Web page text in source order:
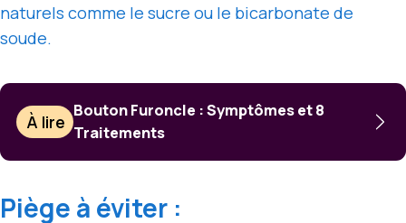
naturels comme le sucre ou le bicarbonate de
soude.
À lire
Bouton Furoncle : Symptômes et 8
Traitements
Piège à éviter :